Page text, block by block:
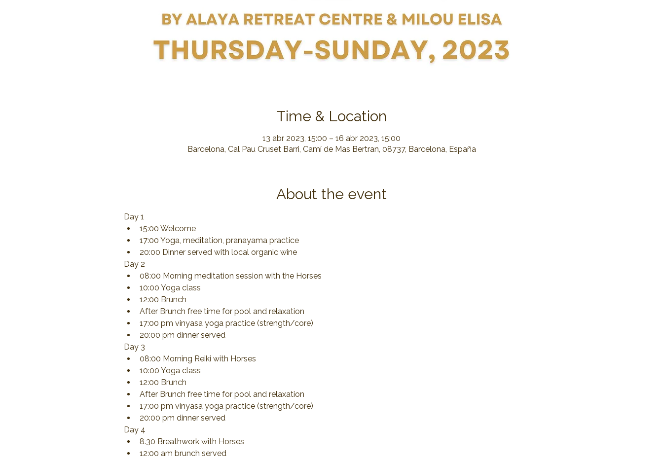
Time & Location
13 abr 2023, 15:00 – 16 abr 2023, 15:00
Barcelona, Cal Pau Cruset Barri, Camí de Mas Bertran, 08737, Barcelona, España
About the event
Day 1
15:00 Welcome
17:00 Yoga, meditation, pranayama practice
20:00 Dinner served with local organic wine
Day 2
08:00 Morning meditation session with the Horses
10:00 Yoga class
12:00 Brunch
After Brunch free time for pool and relaxation
17:00 pm vinyasa yoga practice (strength/core)
20:00 pm dinner served
Day 3
08:00 Morning Reiki with Horses
10:00 Yoga class
12:00 Brunch
After Brunch free time for pool and relaxation
17:00 pm vinyasa yoga practice (strength/core)
20:00 pm dinner served
Day 4
8.30 Breathwork with Horses
12:00 am brunch served